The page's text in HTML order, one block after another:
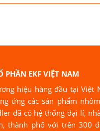
PHẦN EKF VIỆT NAM
hiệu hàng đầu tại Việt
ứng các sản phẩm
đã có hệ thống đại lí,
thành phố với trên 300